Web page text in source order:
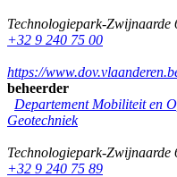
Technologiepark-Zwijnaarde
+32 9 240 75 00
https://
beheerder
Departement Mobiliteit en
Geotechniek
Technologiepark-Zwijnaarde
+32 9 240 75 89